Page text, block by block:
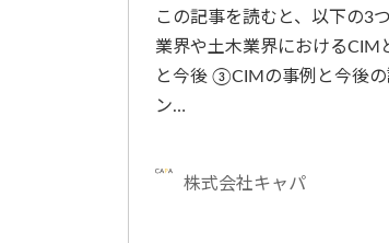
この記事を読むと、以下の3
業界や土木業界における
と今後 ③CIMの事例と今後
ン…
株式会社キャパ